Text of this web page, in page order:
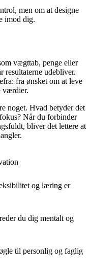
men om at designe
imod dig.
vægttab, penge eller
resultaterne udebliver.
fra ønsket om at leve
værdier.
noget. Hvad betyder det
Når du forbinder
bliver det lettere at
og læring er
du dig mentalt og
til personlig og faglig